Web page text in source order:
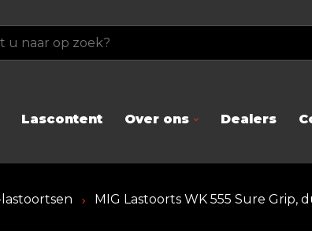
Lascontent Over ons Dealers
MIG Lastoorts WK 555 Sure Grip,